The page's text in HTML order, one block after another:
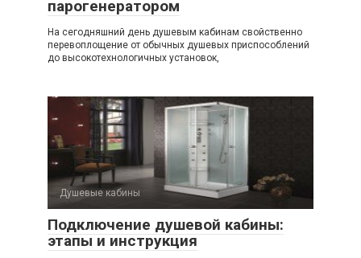
парогенератором
На сегодняшний день душевым кабинам свойственно
перевоплощение от обычных душевых приспособлений
до высокотехнологичных установок,
Душевые кабины
Подключение душевой кабины:
этапы и инструкция